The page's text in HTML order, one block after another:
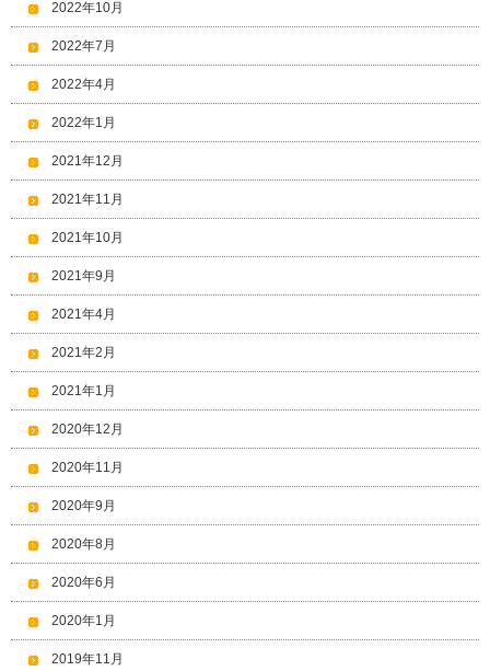
2022年10月
2022年7月
2022年4月
2022年1月
2021年12月
2021年11月
2021年10月
2021年9月
2021年4月
2021年2月
2021年1月
2020年12月
2020年11月
2020年9月
2020年8月
2020年6月
2020年1月
2019年11月